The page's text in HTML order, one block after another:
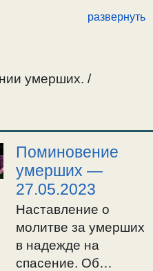
развернуть
умерших. /
Поминовение
умерших —
27.05.2023
Наставление о
молитве за умерших
в надежде на
спасение. Об